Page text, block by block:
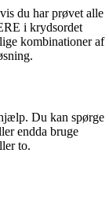
du har prøvet alle
i krydsordet
kombinationer af
Du kan spørge
endda bruge
to.